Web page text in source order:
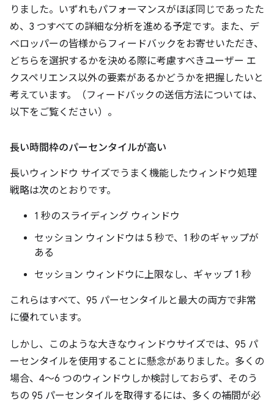
りました。いずれもパフォーマンスがほぼ同じであったた
め、3 つすべての詳細な分析を進める予定です。また、デ
ベロッパーの皆様からフィードバックをお寄せいただき、
どちらを選択するかを決める際に考慮すべきユーザー エ
クスペリエンス以外の要素があるかどうかを把握したいと
考えています。（フィードバックの送信方法については、
以下をご覧ください）。
長い時間枠のパーセンタイルが高い
長いウィンドウ サイズでうまく機能したウィンドウ処理
戦略は次のとおりです。
1 秒のスライディング ウィンドウ
セッション ウィンドウは 5 秒で、1 秒のギャップが
ある
セッション ウィンドウに上限なし、ギャップ 1 秒
これらはすべて、95 パーセンタイルと最大の両方で非常
に優れています。
しかし、このような大きなウィンドウサイズでは、95 パ
ーセンタイルを使用することに懸念がありました。多くの
場合、4～6 つのウィンドウしか検討しておらず、そのう
ちの 95 パーセンタイルを取得するには、多くの補間が必